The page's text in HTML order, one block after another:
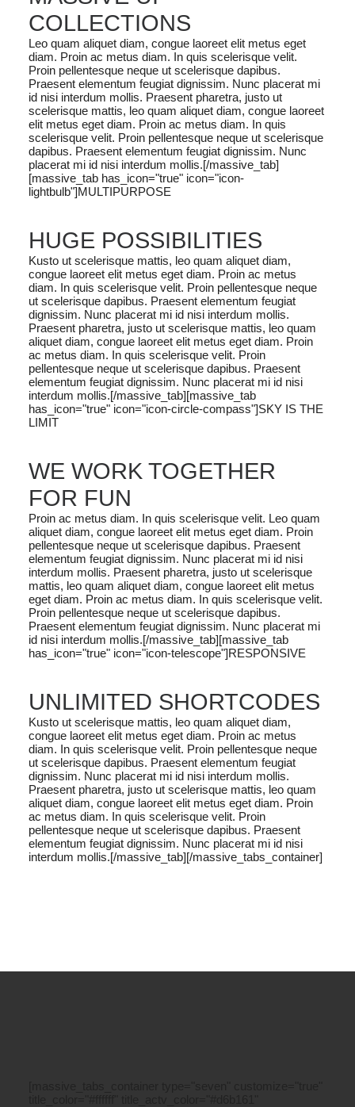
COLLECTIONS
Leo quam aliquet diam, congue laoreet elit metus eget
diam. Proin ac metus diam. In quis scelerisque velit.
Proin pellentesque neque ut scelerisque dapibus.
Praesent elementum feugiat dignissim. Nunc placerat mi
id nisi interdum mollis. Praesent pharetra, justo ut
scelerisque mattis, leo quam aliquet diam, congue laoreet
elit metus eget diam. Proin ac metus diam. In quis
scelerisque velit. Proin pellentesque neque ut scelerisque
dapibus. Praesent elementum feugiat dignissim. Nunc
placerat mi id nisi interdum mollis.[/massive_tab]
[massive_tab has_icon="true" icon="icon-
lightbulb"]MULTIPURPOSE
HUGE POSSIBILITIES
Kusto ut scelerisque mattis, leo quam aliquet diam,
congue laoreet elit metus eget diam. Proin ac metus
diam. In quis scelerisque velit. Proin pellentesque neque
ut scelerisque dapibus. Praesent elementum feugiat
dignissim. Nunc placerat mi id nisi interdum mollis.
Praesent pharetra, justo ut scelerisque mattis, leo quam
aliquet diam, congue laoreet elit metus eget diam. Proin
ac metus diam. In quis scelerisque velit. Proin
pellentesque neque ut scelerisque dapibus. Praesent
elementum feugiat dignissim. Nunc placerat mi id nisi
interdum mollis.[/massive_tab][massive_tab
has_icon="true" icon="icon-circle-compass"]SKY IS THE
LIMIT
WE WORK TOGETHER
FOR FUN
Proin ac metus diam. In quis scelerisque velit. Leo quam
aliquet diam, congue laoreet elit metus eget diam. Proin
pellentesque neque ut scelerisque dapibus. Praesent
elementum feugiat dignissim. Nunc placerat mi id nisi
interdum mollis. Praesent pharetra, justo ut scelerisque
mattis, leo quam aliquet diam, congue laoreet elit metus
eget diam. Proin ac metus diam. In quis scelerisque velit.
Proin pellentesque neque ut scelerisque dapibus.
Praesent elementum feugiat dignissim. Nunc placerat mi
id nisi interdum mollis.[/massive_tab][massive_tab
has_icon="true" icon="icon-telescope"]RESPONSIVE
UNLIMITED SHORTCODES
Kusto ut scelerisque mattis, leo quam aliquet diam,
congue laoreet elit metus eget diam. Proin ac metus
diam. In quis scelerisque velit. Proin pellentesque neque
ut scelerisque dapibus. Praesent elementum feugiat
dignissim. Nunc placerat mi id nisi interdum mollis.
Praesent pharetra, justo ut scelerisque mattis, leo quam
aliquet diam, congue laoreet elit metus eget diam. Proin
ac metus diam. In quis scelerisque velit. Proin
pellentesque neque ut scelerisque dapibus. Praesent
elementum feugiat dignissim. Nunc placerat mi id nisi
interdum mollis.[/massive_tab][/massive_tabs_container]